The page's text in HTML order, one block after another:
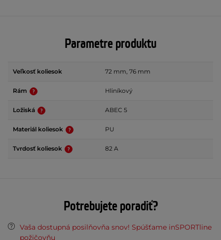
Parametre produktu
Veľkosť koliesok 72 mm, 76 mm
Rám Hliníkový
Ložiská ABEC 5
Materiál koliesok PU
Tvrdosť koliesok 82 A
Potrebujete poradiť?
Vaša dostupná posilňovňa snov! Spúšťame inSPORTline
požičovňu